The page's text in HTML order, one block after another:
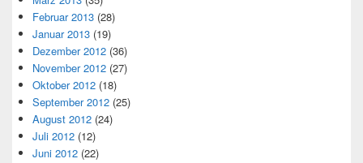
Februar 2013 (28)
Januar 2013 (19)
Dezember 2012 (36)
November 2012 (27)
Oktober 2012 (18)
September 2012 (25)
August 2012 (24)
Juli 2012 (12)
Juni 2012 (22)